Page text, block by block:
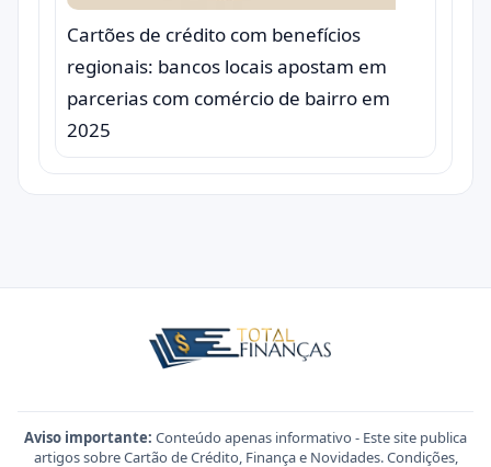
Cartões de crédito com benefícios
regionais: bancos locais apostam em
parcerias com comércio de bairro em
2025
Aviso importante: Conteúdo apenas informativo - Este site publica
artigos sobre Cartão de Crédito, Finança e Novidades. Condições,